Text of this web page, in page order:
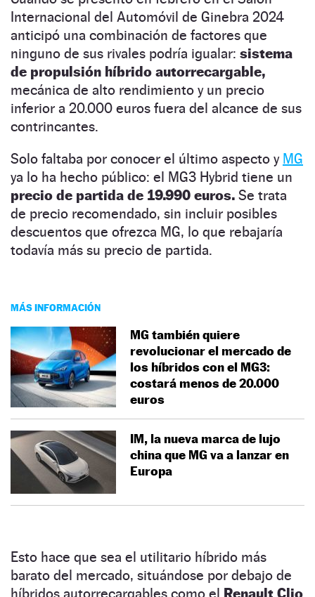
Internacional del Automóvil de Ginebra 2024
anticipó una combinación de factores que
ninguno de sus rivales podría igualar: sistema
de propulsión híbrido autorrecargable,
mecánica de alto rendimiento y un precio
inferior a 20.000 euros fuera del alcance de sus
contrincantes.
Solo faltaba por conocer el último aspecto y MG
ya lo ha hecho público: el MG3 Hybrid tiene un
precio de partida de 19.990 euros. Se trata
de precio recomendado, sin incluir posibles
descuentos que ofrezca MG, lo que rebajaría
todavía más su precio de partida.
MÁS INFORMACIÓN
MG también quiere
revolucionar el mercado de
los híbridos con el MG3:
costará menos de 20.000
euros
IM, la nueva marca de lujo
china que MG va a lanzar en
Europa
Esto hace que sea el utilitario híbrido más
barato del mercado, situándose por debajo de
híbridos autorrecargables como el Renault Clio